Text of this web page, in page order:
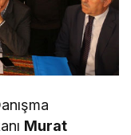
Murat